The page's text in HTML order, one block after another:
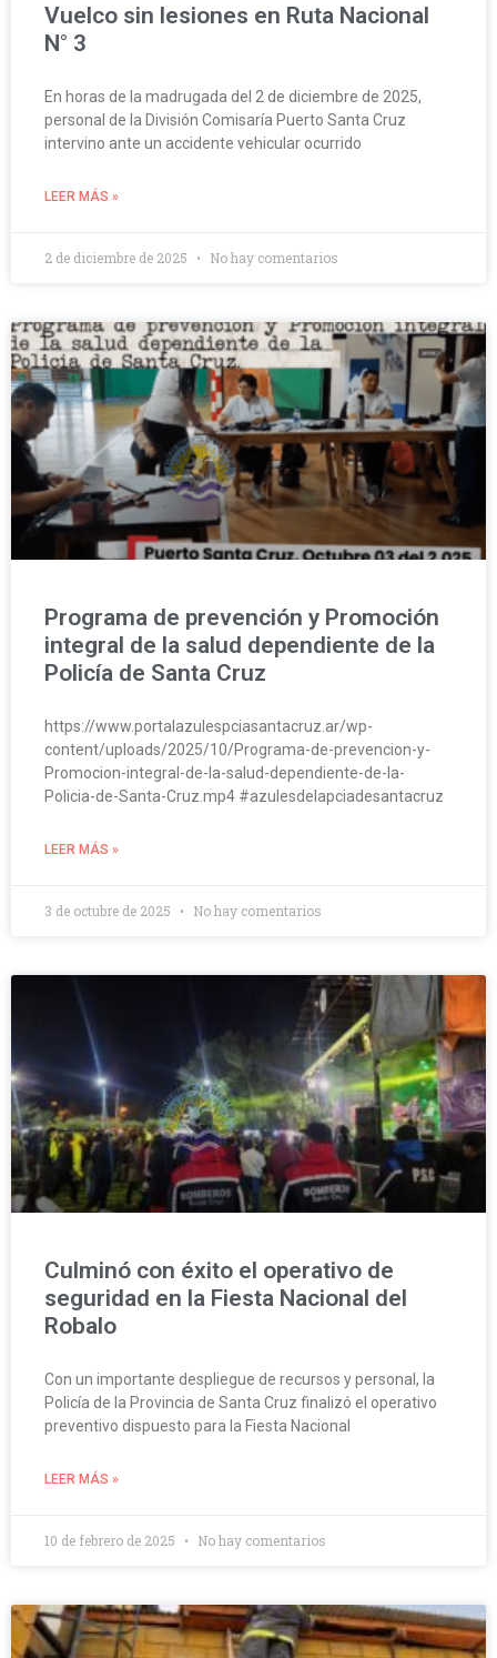
Vuelco sin lesiones en Ruta Nacional
N° 3
En horas de la madrugada del 2 de diciembre de 2025,
personal de la División Comisaría Puerto Santa Cruz
intervino ante un accidente vehicular ocurrido
LEER MÁS »
2 de diciembre de 2025 No hay comentarios
Programa de prevención y Promoción
integral de la salud dependiente de la
Policía de Santa Cruz
https://www.portalazulespciasantacruz.ar/wp-
content/uploads/2025/10/Programa-de-prevencion-y-
Promocion-integral-de-la-salud-dependiente-de-la-
Policia-de-Santa-Cruz.mp4 #azulesdelapciadesantacruz
LEER MÁS »
3 de octubre de 2025 No hay comentarios
Culminó con éxito el operativo de
seguridad en la Fiesta Nacional del
Robalo
Con un importante despliegue de recursos y personal, la
Policía de la Provincia de Santa Cruz finalizó el operativo
preventivo dispuesto para la Fiesta Nacional
LEER MÁS »
10 de febrero de 2025 No hay comentarios